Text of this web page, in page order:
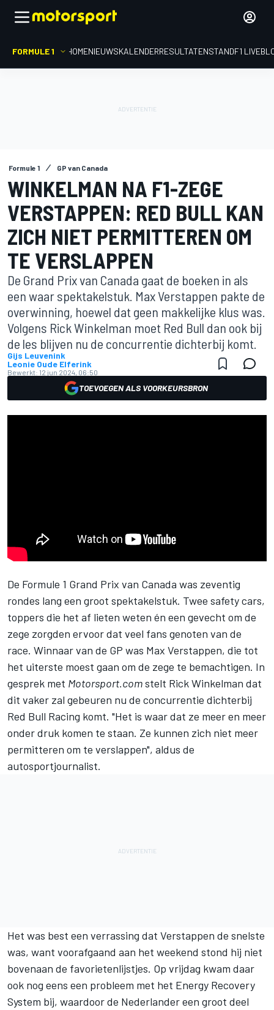
FORMULE 1 HOMENIEUWSKALENDERRESULTATENSTANDF1
Formule 1 GP van Canada
WINKELMAN NA F1-ZEGE
VERSTAPPEN: RED BULL KAN
ZICH NIET PERMITTEREN OM
TE VERSLAPPEN
De Grand Prix van Canada gaat de boeken in als
een waar spektakelstuk. Max Verstappen pakte de
overwinning, hoewel dat geen makkelijke klus was.
Volgens Rick Winkelman moet Red Bull dan ook bij
de les blijven nu de concurrentie dichterbij komt.
Gijs Leuvenink
Leonie Oude Elferink
Bewerkt: 12 jun 2024, 06:50
TOEVOEGEN ALS VOORKEURSBRON
De Formule 1 Grand Prix van Canada was zeventig
rondes lang een groot spektakelstuk. Twee safety cars,
toppers die het af lieten weten én een gevecht om de
zege zorgden ervoor dat veel fans genoten van de
race. Winnaar van de GP was Max Verstappen, die tot
het uiterste moest gaan om de zege te bemachtigen. In
gesprek met Motorsport.comstelt Rick Winkelman dat
dit vaker zal gebeuren nu de concurrentie dichterbij
Red Bull Racing komt. "Het is waar dat ze meer en meer
onder druk komen te staan. Ze kunnen zich niet meer
permitteren om te verslappen", aldus de
autosportjournalist.
Het was best een verrassing dat Verstappen de snelste
was, want voorafgaand aan het weekend stond hij niet
bovenaan de favorietenlijstjes. Op vrijdag kwam daar
ook nog eens een probleem met het Energy Recovery
System bij, waardoor de Nederlander een groot deel